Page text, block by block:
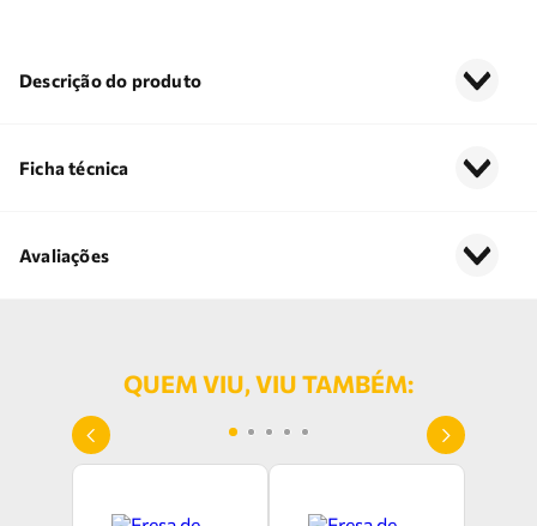
Descrição do produto
Ficha técnica
Avaliações
QUEM VIU, VIU TAMBÉM: